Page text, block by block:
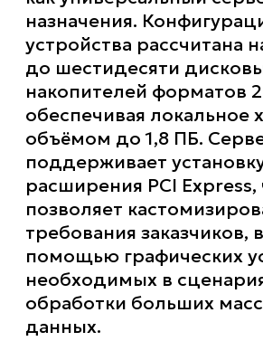
назначения.
устройства рассчитана
до шестидесяти
накопителей форматов
обеспечивая локальное
объёмом до 1,8 ПБ.
поддерживает
расширения PCI Express,
позволяет
требования заказчиков,
помощью графических
необходимых в
обработки больших
данных.